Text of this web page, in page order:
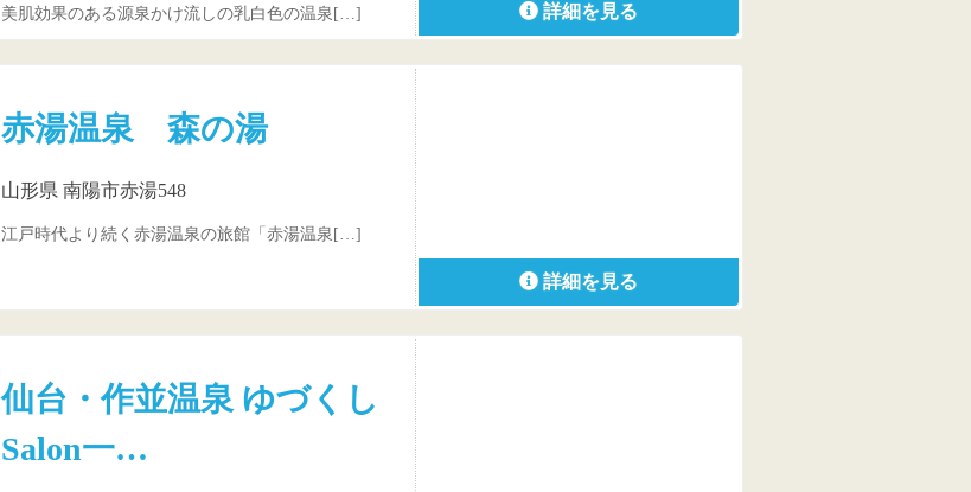
美肌効果のある源泉かけ流しの乳白色の温泉[…] 詳細を見る
赤湯温泉 森の湯
山形県 南陽市赤湯548
江戸時代より続く赤湯温泉の旅館「赤湯温泉[…]
詳細を見る
仙台・作並温泉 ゆづくし
Salon一…